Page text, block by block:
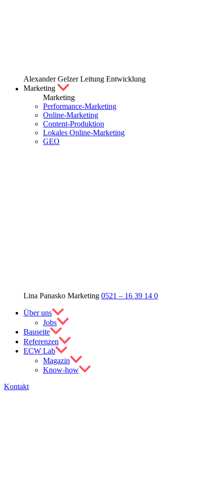
Alexander Gelzer Leitung Entwicklung
Marketing
Marketing
Performance-Marketing
Online-Marketing
Content-Produktion
Lokales Online-Marketing
GEO
Lina Panasko Marketing 0521 – 16 39 14 0
Über uns
Jobs
Bauseite
Referenzen
ECW Lab
Magazin
Know-how
Kontakt